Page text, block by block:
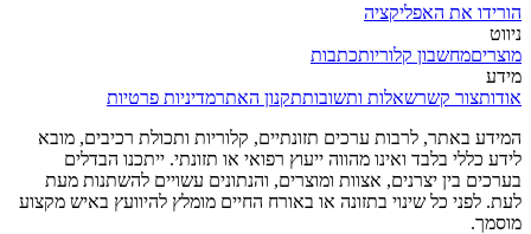
הורידו את האפליקציה
ניווט
מוצריםמחשבון קלוריותכתבות
מידע
אודותצור קשרשאלות ותשובותתקנון האתרמדיניות פרטיות
המידע באתר, לרבות ערכים תזונתיים, קלוריות ותכולת רכיבים, מובא
לידע כללי בלבד ואינו מהווה ייעוץ רפואי או תזונתי. ייתכנו הבדלים
בערכים בין יצרנים, אצוות ומוצרים, והנתונים עשויים להשתנות מעת
לעת. לפני כל שינוי בתזונה או באורח החיים מומלץ להיוועץ באיש מקצוע
מוסמך.